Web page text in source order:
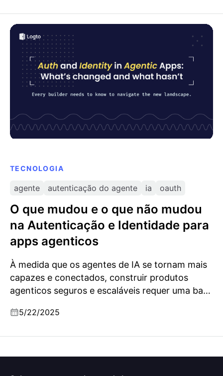
TECNOLOGIA
agente autenticação do agente ia oauth
O que mudou e o que não mudou
na Autenticação e Identidade para
apps agenticos
À medida que os agentes de IA se tornam mais
capazes e conectados, construir produtos
agenticos seguros e escaláveis requer uma base
descreve o que mudou, o que não mudou e o
5/22/2025
O que mudou e o que não mudou na Autenticação e
Identidade para apps agenticos